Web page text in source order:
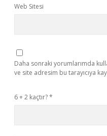
Web Sitesi
Daha sonraki yorumlarımda
ve site adresim bu tarayıcıya
6 + 2 kaçtır?*